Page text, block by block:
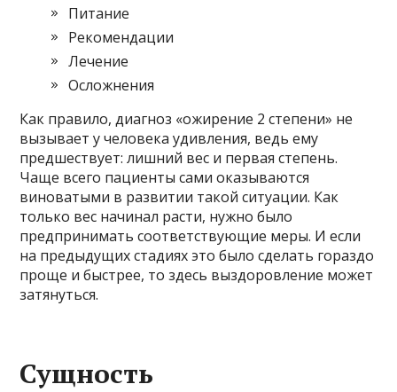
Питание
Рекомендации
Лечение
Осложнения
Как правило, диагноз «ожирение 2 степени» не
вызывает у человека удивления, ведь ему
предшествует: лишний вес и первая степень.
Чаще всего пациенты сами оказываются
виноватыми в развитии такой ситуации. Как
только вес начинал расти, нужно было
предпринимать соответствующие меры. И если
на предыдущих стадиях это было сделать гораздо
проще и быстрее, то здесь выздоровление может
затянуться.
Сущность